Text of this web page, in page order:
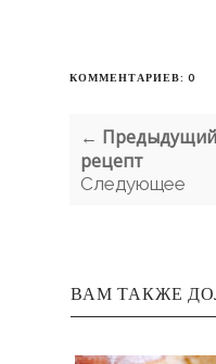
КОММЕНТАРИЕВ: 0
← Предыдущий
рецепт
Следующее
ВАМ ТАКЖЕ